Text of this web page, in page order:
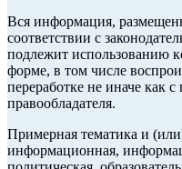
Вся информация,
соответствии с
подлежит использованию
форме, в том числе
переработке не иначе как
правообладателя.
Примерная тематика и
информационная,